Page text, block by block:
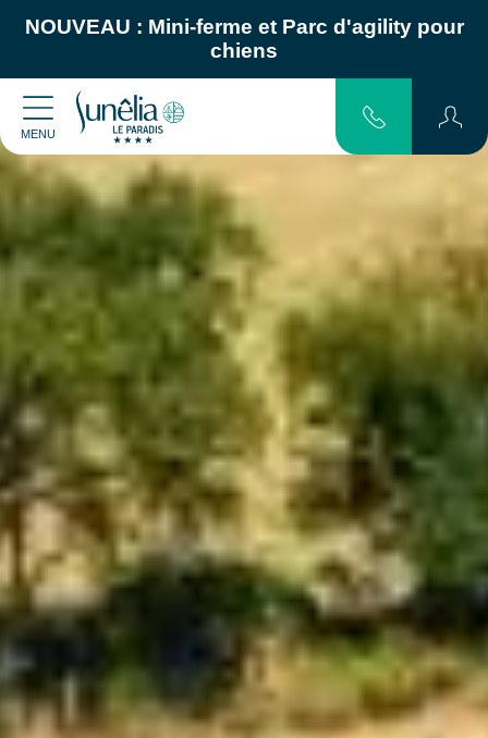
NOUVEAU : Mini-ferme et Parc d'agility pour
chiens
MENU